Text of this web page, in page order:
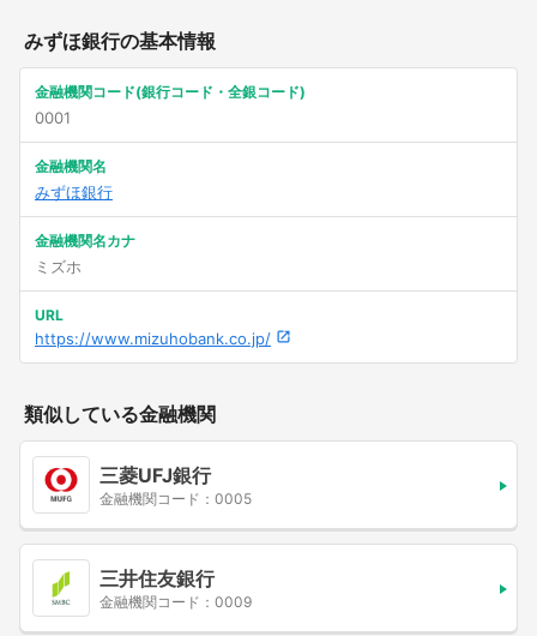
みずほ銀行の基本情報
金融機関コード(銀行コード・全銀コード)
0001
金融機関名
みずほ銀行
金融機関名カナ
ミズホ
URL
https://www.mizuhobank.co.jp/
類似している金融機関
三菱UFJ銀行
金融機関コード：0005
三井住友銀行
金融機関コード：0009